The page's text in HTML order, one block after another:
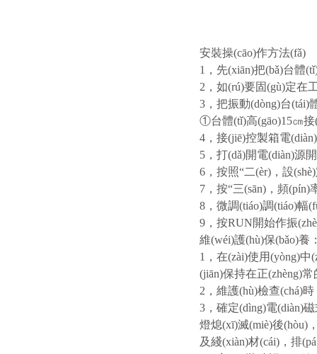
安裝操(cāo)作方法(fǎ)
1，先(xiān)把(bǎ)台體
2，如(rú)要固(gù)定在
3，把振動(dòng)台
①台體(tǐ)高(gāo)15㎝
4，接(jiē)控製箱電
5，打(dǎ)開電(diàn)源
6，按照“二(èr)，設
7，按“三(sān)，頻(pín)
8，微調(tiáo)調(tiáo)幅
9，按RUN開始作振
維(wéi)護(hù)保(bǎo)養
1，在(zài)使用(yòng)中
(jiān)保持在正(zhèng)
2，維護(hù)檢查(chá)
3，確定(dìng)電(diàn)磁
燈熄(xī)滅(miè)後(hòu)
及綫(xiàn)材(cái)，排